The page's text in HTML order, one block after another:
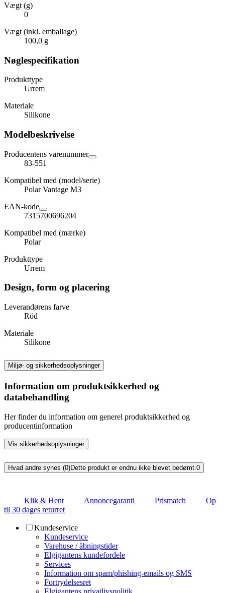
Vægt (g)
0
Vægt (inkl. emballage)
100,0 g
Nøglespecifikation
Produkttype
Urrem
Materiale
Silikone
Modelbeskrivelse
Producentens varenummer
83-551
Kompatibel med (model/serie)
Polar Vantage M3
EAN-kode
7315700696204
Kompatibel med (mærke)
Polar
Produkttype
Urrem
Design, form og placering
Leverandørens farve
Röd
Materiale
Silikone
Miljø- og sikkerhedsoplysninger
Information om produktsikkerhed og
databehandling
Her finder du information om generel produktsikkerhed og
producentinformation
Vis sikkerhedsoplysninger
Hvad andre synes (0)Dette produkt er endnu ikke blevet bedømt. 0
Klik & Hent Annoncegaranti Prismatch
Op
til 30 dages returret
Kundeservice
Kundeservice
Varehuse / åbningstider
Elgigantens kundefordele
Services
Information om spam/phishing-emails og SMS
Fortrydelsesret
Elgigantens privatlivspolitik